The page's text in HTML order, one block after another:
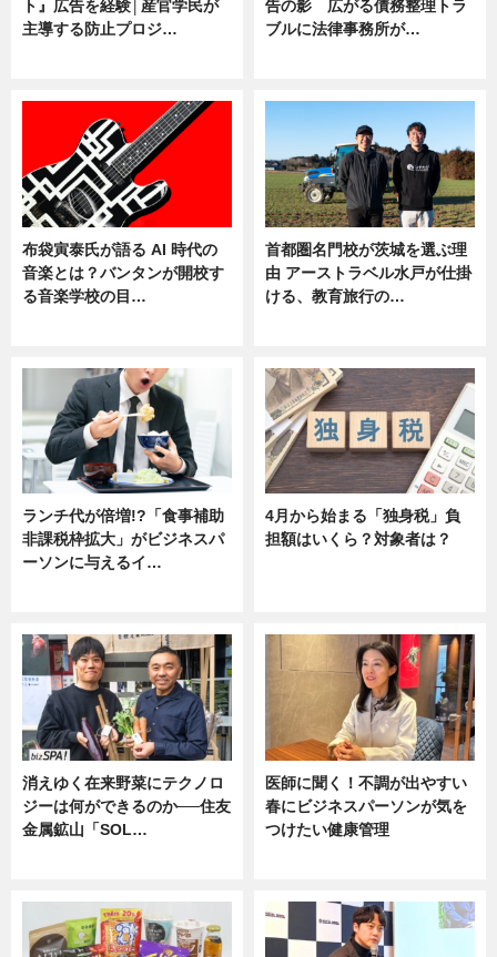
ト』広告を経験│産官学民が
主導する防止プロジ…
告の影 広がる債務整理トラ
ブルに法律事務所が…
布袋寅泰氏が語る AI 時代の
音楽とは？バンタンが開校す
る音楽学校の目…
首都圏名門校が茨城を選ぶ理
由 アーストラベル水戸が仕掛
ける、教育旅行の…
ランチ代が倍増!?「食事補助
非課税枠拡大」がビジネスパ
ーソンに与えるイ…
4月から始まる「独身税」負
担額はいくら？対象者は？
消えゆく在来野菜にテクノロ
ジーは何ができるのか──住友
金属鉱山「SOL…
医師に聞く！不調が出やすい
春にビジネスパーソンが気を
つけたい健康管理